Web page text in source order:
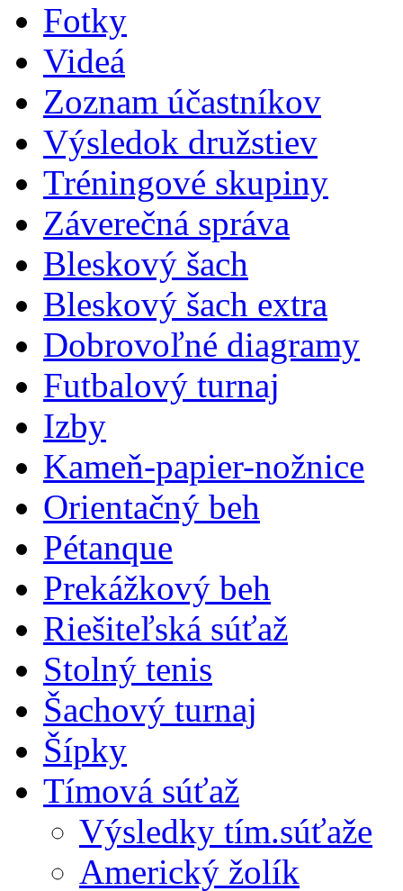
Fotky
Videá
Zoznam účastníkov
Výsledok družstiev
Tréningové skupiny
Záverečná správa
Bleskový šach
Bleskový šach extra
Dobrovoľné diagramy
Futbalový turnaj
Izby
Kameň-papier-nožnice
Orientačný beh
Pétanque
Prekážkový beh
Riešiteľská súťaž
Stolný tenis
Šachový turnaj
Šípky
Tímová súťaž
Výsledky tím.súťaže
Americký žolík